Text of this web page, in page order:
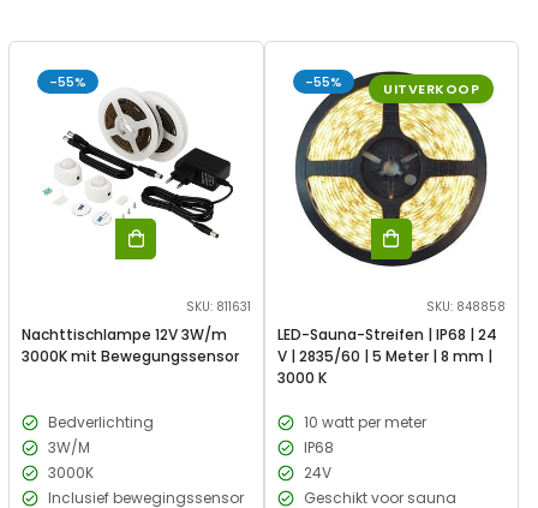
-55%
SKU: 811631
Nachttischlampe 12V 3W/m
3000K mit Bewegungssensor
Bedverlichting
3W/M
3000K
Inclusief bewegingssensor
UITVERKOOP
-55%
SKU: 848858
LED-Sauna-Streifen | IP68 | 24
V | 2835/60 | 5 Meter | 8 mm |
3000 K
10 watt per meter
IP68
24V
Geschikt voor sauna